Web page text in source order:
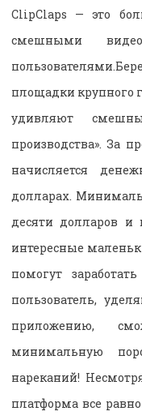
ClipClaps — это
смешными
площадки крупного
удивляют
производства». За
начисляется
долларах.
десяти долларов и
интересные
помогут
пользователь,
приложению,
минимальную
нареканий!
платформа все